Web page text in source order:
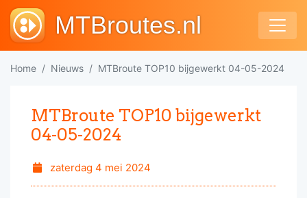
MTBroutes.nl
Home Nieuws MTBroute TOP10 bijgewerkt 04-05-2024
MTBroute TOP10 bijgewerkt
04-05-2024
zaterdag 4 mei 2024